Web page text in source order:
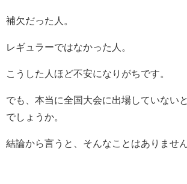
補欠だった人。
レギュラーではなかった人。
こうした人ほど不安になりがちです。
でも、本当に全国大会に出場していない
でしょうか。
結論から言うと、そんなことはありません